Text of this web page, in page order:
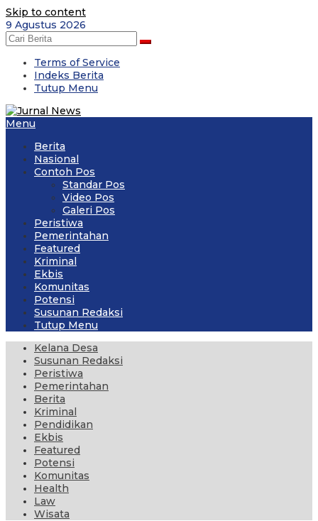
Skip to content
9 Agustus 2026
Terms of Service
Indeks Berita
Tutup Menu
Menu
Berita
Nasional
Contoh Pos
Standar Pos
Video Pos
Galeri Pos
Peristiwa
Pemerintahan
Featured
Kriminal
Ekbis
Komunitas
Potensi
Susunan Redaksi
Tutup Menu
Kelana Desa
Susunan Redaksi
Peristiwa
Pemerintahan
Berita
Kriminal
Pendidikan
Ekbis
Featured
Potensi
Komunitas
Health
Law
Wisata